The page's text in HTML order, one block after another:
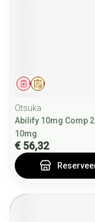
Op voorschrift
Geneesmiddel
Otsuka
Abilify 10mg Comp
10mg
€ 56,32